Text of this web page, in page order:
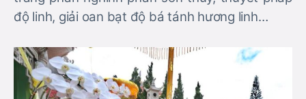
độ linh, giải oan bạt độ bá tánh hương linh…